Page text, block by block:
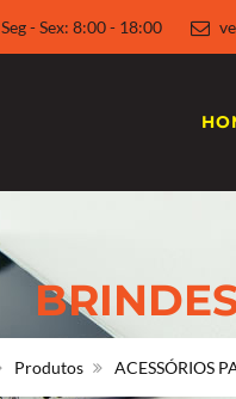
Seg - Sex: 8:00 - 18:00
Produtos ACESSÓRIOS